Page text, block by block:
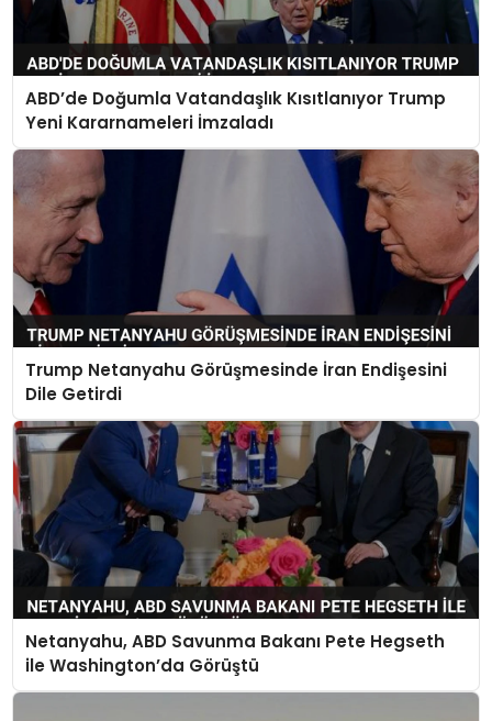
ABD’de Doğumla Vatandaşlık Kısıtlanıyor Trump
Yeni Kararnameleri İmzaladı
Trump Netanyahu Görüşmesinde İran Endişesini
Dile Getirdi
Netanyahu, ABD Savunma Bakanı Pete Hegseth
ile Washington’da Görüştü